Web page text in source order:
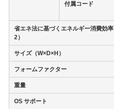
付属コード
省エネ法に基づくエネルギー消費効率
2）
サイズ（W×D×H）
フォームファクター
重量
OS サポート